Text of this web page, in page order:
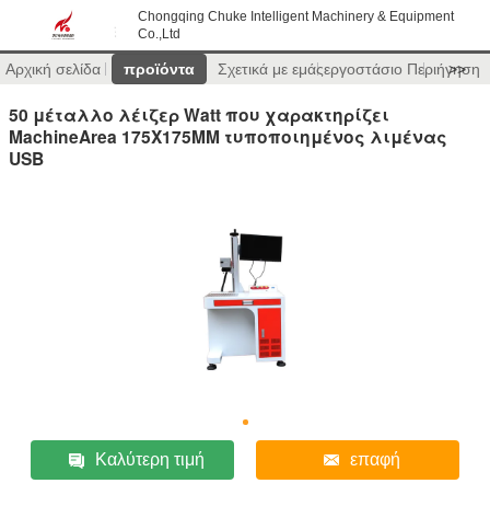
Chongqing Chuke Intelligent Machinery & Equipment
Co.,Ltd
Αρχική σελίδα προϊόντα Σχετικά με εμάςεργοστάσιο Περιήγηση
>>
50 μέταλλο λέιζερ Watt που χαρακτηρίζει
MachineArea 175X175MM τυποποιημένος λιμένας
USB
Καλύτερη τιμή επαφή